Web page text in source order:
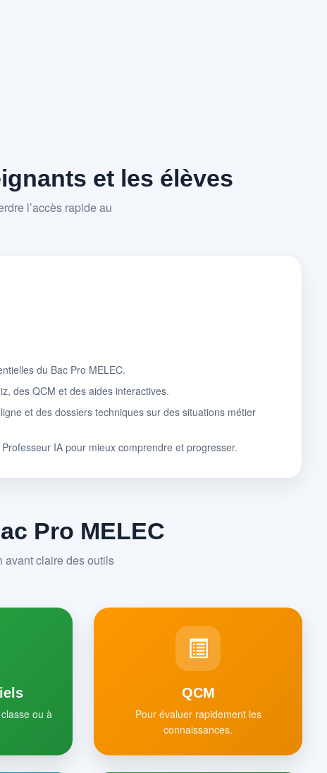
et les élèves
l’accès rapide au
du Bac Pro MELEC.
des QCM et des aides interactives.
et des dossiers techniques sur des situations métier
IA pour mieux comprendre et progresser.
Pro MELEC
avant claire des outils
ou à
QCM
Pour évaluer rapidement les
connaissances.